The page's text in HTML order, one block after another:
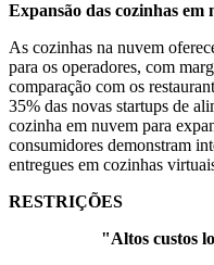
Expansão das cozinhas em
As cozinhas na nuvem
para os operadores, com
comparação com os
35% das novas startups de
cozinha em nuvem para
consumidores demonstram
entregues em cozinhas
RESTRIÇÕES
"Altos custos